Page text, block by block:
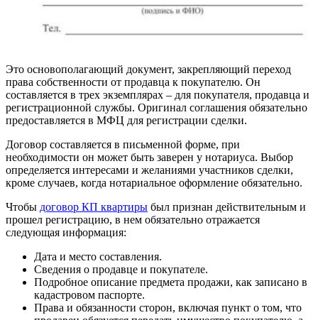
Это основополагающий документ, закрепляющий переход
права собственности от продавца к покупателю. Он
составляется в трех экземплярах – для покупателя, продавца и
регистрационной службы. Оригинал соглашения обязательно
предоставляется в МФЦ для регистрации сделки.
Договор составляется в письменной форме, при
необходимости он может быть заверен у нотариуса. Выбор
определяется интересами и желаниями участников сделки,
кроме случаев, когда нотариальное оформление обязательно.
Чтобы договор КП квартиры был признан действительным и
прошел регистрацию, в нем обязательно отражается
следующая информация:
Дата и место составления.
Сведения о продавце и покупателе.
Подробное описание предмета продажи, как записано в
кадастровом паспорте.
Права и обязанности сторон, включая пункт о том, что